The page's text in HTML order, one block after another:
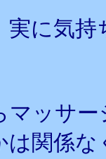
実に気
マッサ
は関係